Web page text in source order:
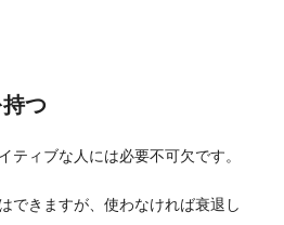
つ
ティブな人には必要不可欠です。
できますが、使わなければ衰退し